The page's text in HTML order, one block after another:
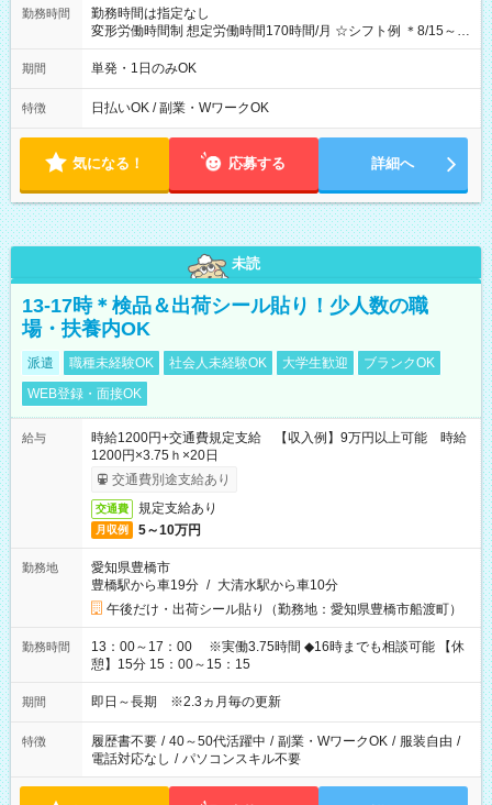
勤務時間
勤務時間は指定なし
変形労働時間制 想定労働時間170時間/月 ☆シフト例 ＊8/15～
10/26 全日共通 08：00～12：00 17：00～21：00 ＊8/31
～9/19のみ下記シフトもあります！ 12：00～16：00 ＊9/6～
00
期間 単発・1日のみOK
特徴 日払いOK / 副業・WワークOK
気になる！ 応募する 詳細へ
未読
13-17時＊検品＆出荷シール貼り！少人数の職
場・扶養内OK
派遣 職種未経験OK 社会人未経験OK 大学生歓迎
ブランクOK
WEB登録・面接OK
給与
時給1200円+交通費規定支給 【収入例】9万円以上可能 時給
1200円×3.75ｈ×20日
交通費別途支給あり
交通費 規定支給あり
月収例 5～10万円
勤務地
愛知県豊橋市
豊橋駅から車19分 / 大清水駅から車10分
午後だけ・出荷シール貼り（勤務地：愛知県豊橋市船渡町）
勤務時間
13：00～17：00 ※実働3.75時間 ◆16時までも相談可能 【休
憩】15分 15：00～15：15
期間 即日～長期 ※2.3ヵ月毎の更新
特徴 履歴書不要 / 40～50代活躍中 / 副業・WワークOK / 服装自由 /
電話対応なし / パソコンスキル不要